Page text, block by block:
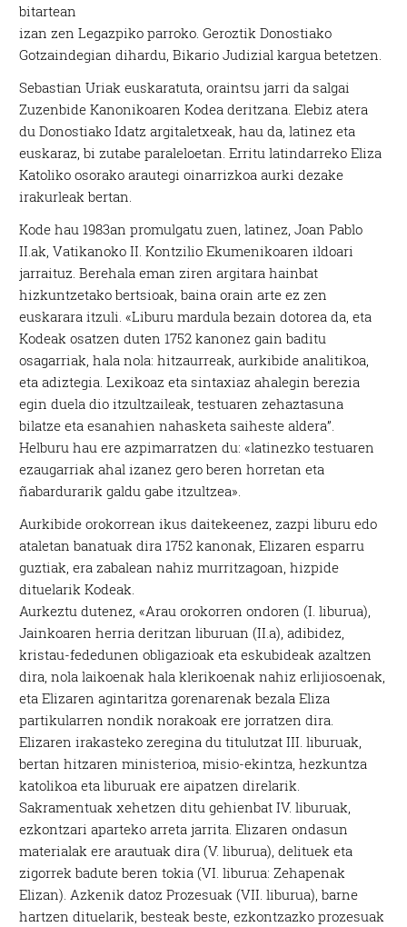
bitartean
izan zen Legazpiko parroko. Geroztik Donostiako
Gotzaindegian dihardu, Bikario Judizial kargua betetzen.
Sebastian Uriak euskaratuta, oraintsu jarri da salgai
Zuzenbide Kanonikoaren Kodea deritzana. Elebiz atera
du Donostiako Idatz argitaletxeak, hau da, latinez eta
euskaraz, bi zutabe paraleloetan. Erritu latindarreko Eliza
Katoliko osorako arautegi oinarrizkoa aurki dezake
irakurleak bertan.
Kode hau 1983an promulgatu zuen, latinez, Joan Pablo
II.ak, Vatikanoko II. Kontzilio Ekumenikoaren ildoari
jarraituz. Berehala eman ziren argitara hainbat
hizkuntzetako bertsioak, baina orain arte ez zen
euskarara itzuli. «Liburu mardula bezain dotorea da, eta
Kodeak osatzen duten 1752 kanonez gain baditu
osagarriak, hala nola: hitzaurreak, aurkibide analitikoa,
eta adiztegia. Lexikoaz eta sintaxiaz ahalegin berezia
egin duela dio itzultzaileak, testuaren zehaztasuna
bilatze eta esanahien nahasketa saiheste aldera”.
Helburu hau ere azpimarratzen du: «latinezko testuaren
ezaugarriak ahal izanez gero beren horretan eta
ñabardurarik galdu gabe itzultzea».
Aurkibide orokorrean ikus daitekeenez, zazpi liburu edo
ataletan banatuak dira 1752 kanonak, Elizaren esparru
guztiak, era zabalean nahiz murritzagoan, hizpide
dituelarik Kodeak.
Aurkeztu dutenez, «Arau orokorren ondoren (I. liburua),
Jainkoaren herria deritzan liburuan (II.a), adibidez,
kristau-fededunen obligazioak eta eskubideak azaltzen
dira, nola laikoenak hala klerikoenak nahiz erlijiosoenak,
eta Elizaren agintaritza gorenarenak bezala Eliza
partikularren nondik norakoak ere jorratzen dira.
Elizaren irakasteko zeregina du titulutzat III. liburuak,
bertan hitzaren ministerioa, misio-ekintza, hezkuntza
katolikoa eta liburuak ere aipatzen direlarik.
Sakramentuak xehetzen ditu gehienbat IV. liburuak,
ezkontzari aparteko arreta jarrita. Elizaren ondasun
materialak ere arautuak dira (V. liburua), delituek eta
zigorrek badute beren tokia (VI. liburua: Zehapenak
Elizan). Azkenik datoz Prozesuak (VII. liburua), barne
hartzen dituelarik, besteak beste, ezkontzazko prozesuak